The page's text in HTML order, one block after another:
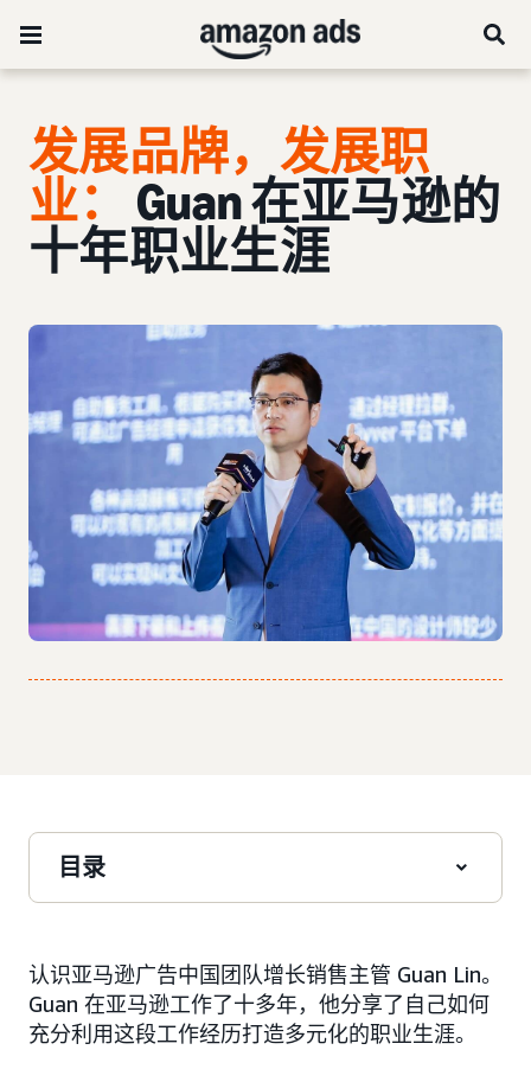
发展品牌，发展职
业： Guan 在亚马逊的
十年职业生涯
目录
认识亚马逊广告中国团队增长销售主管 Guan Lin。
Guan 在亚马逊工作了十多年，他分享了自己如何
充分利用这段工作经历打造多元化的职业生涯。